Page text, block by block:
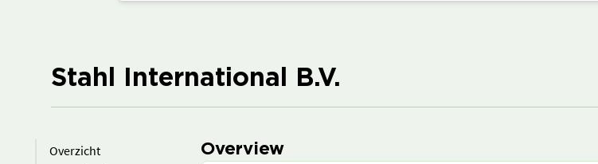
Stahl International B.V.
Overzicht
Overview